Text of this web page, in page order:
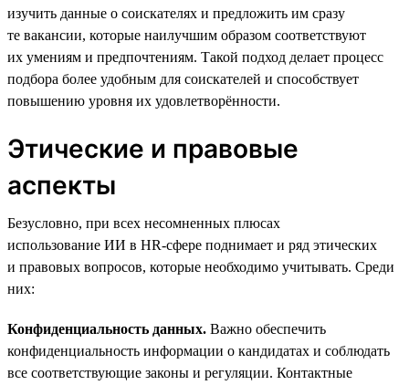
изучить данные о соискателях и предложить им сразу
те вакансии, которые наилучшим образом соответствуют
их умениям и предпочтениям. Такой подход делает процесс
подбора более удобным для соискателей и способствует
повышению уровня их удовлетворённости.
Этические и правовые
аспекты
Безусловно, при всех несомненных плюсах
использование ИИ в HR-сфере поднимает и ряд этических
и правовых вопросов, которые необходимо учитывать. Среди
них:
Конфиденциальность данных. Важно обеспечить
конфиденциальность информации о кандидатах и соблюдать
все соответствующие законы и регуляции. Контактные